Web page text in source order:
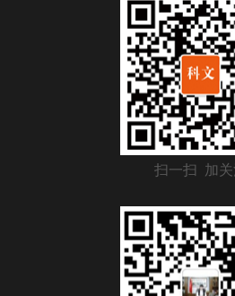
扫一扫 加关